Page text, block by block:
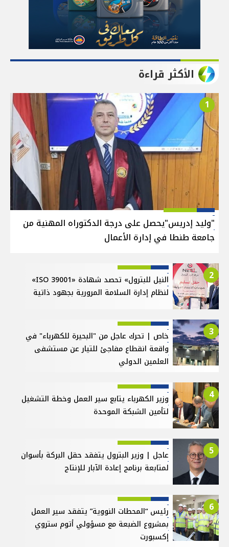
الأكثر قراءة
1
"وليد إدريس"يحصل على درجة الدكتوراه المهنية من
جامعة طنطا في إدارة الأعمال
2
النيل للبترول» تحصد شهادة «ISO 39001»
لنظام إدارة السلامة المرورية بجهود ذاتية
3
خاص | تحرك عاجل من "البحيرة للكهرباء" في
واقعة انقطاع مفاجئ للتيار عن مستشفى
العلمين الدولي
4
وزير الكهرباء يتابع سير العمل وخطة التشغيل
لتأمين الشبكة الموحدة
5
عاجل | وزير البترول يتفقد حقل البركة بأسوان
لمتابعة برنامج إعادة الآبار للإنتاج
6
رئيس “المحطات النووية” يتفقد سير العمل
بمشروع الضبعة مع مسؤولي أتوم ستروي
إكسبورت